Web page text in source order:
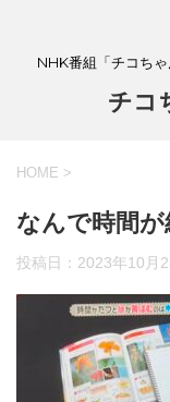
NHK番組「チコち
チコ
HOME >
なんで時間
投稿日： 2023年10月